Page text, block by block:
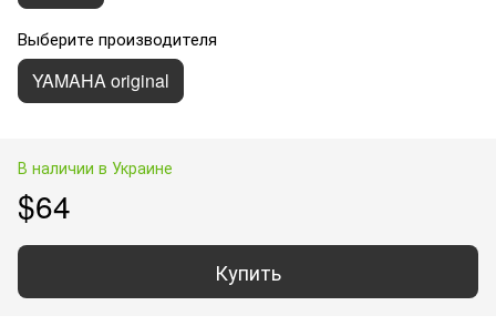
Выберите производителя
YAMAHA original
В наличии в Украине
$64
Купить